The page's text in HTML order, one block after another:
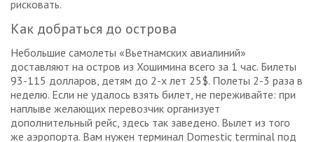
рисковать.
Как добраться до острова
Небольшие самолеты «Вьетнамских авиалиний»
доставляют на остров из Хошимина всего за 1 час. Билеты
93-115 долларов, детям до 2-х лет 25$. Полеты 2-3 раза в
неделю. Если не удалось взять билет, не переживайте: при
наплыве желающих перевозчик организует
дополнительный рейс, здесь так заведено. Вылет из того
же аэропорта. Вам нужен терминал Domestic terminal под